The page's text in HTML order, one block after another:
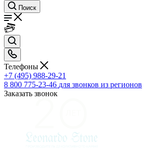
Поиск
Телефоны
+7 (495) 988-29-21
8 800 775-23-46 для звонков из регионов
Заказать звонок